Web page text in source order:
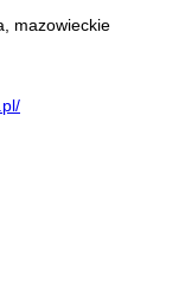
mazowieckie